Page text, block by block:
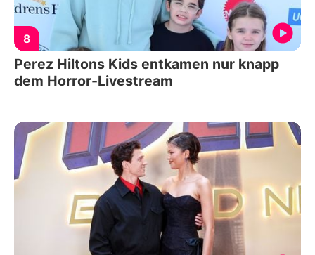
8
Perez Hiltons Kids entkamen nur knapp
dem Horror-Livestream